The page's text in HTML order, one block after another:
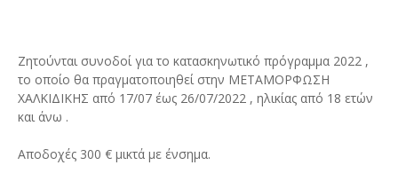
Ζητούνται συνοδοί για το κατασκηνωτικό πρόγραμμα 2022 ,
το οποίο θα πραγματοποιηθεί στην ΜΕΤΑΜΟΡΦΩΣΗ
ΧΑΛΚΙΔΙΚΗΣ από 17/07 έως 26/07/2022 , ηλικίας από 18 ετών
και άνω .
Αποδοχές 300 € μικτά με ένσημα.